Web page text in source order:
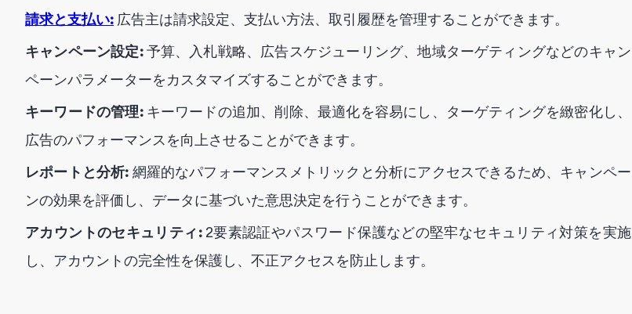
請求と支払い: 広告主は請求設定、支払い方法、取引履歴を管理することができます。
キャンペーン設定:予算、入札戦略、広告スケジューリング、地域ターゲティングなどのキャン
ペーンパラメーターをカスタマイズすることができます。
キーワードの管理:キーワードの追加、削除、最適化を容易にし、ターゲティングを緻密化し、
広告のパフォーマンスを向上させることができます。
レポートと分析: 網羅的なパフォーマンスメトリックと分析にアクセスできるため、キャンペー
ンの効果を評価し、データに基づいた意思決定を行うことができます。
アカウントのセキュリティ:2要素認証やパスワード保護などの堅牢なセキュリティ対策を実施
し、アカウントの完全性を保護し、不正アクセスを防止します。